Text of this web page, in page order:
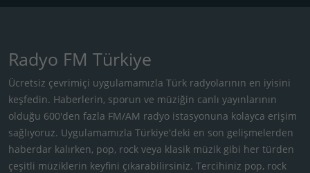
Radyo FM Türkiye
Ücretsiz çevrimiçi uygulamamızla Türk radyolarının en iyisini
keşfedin. Haberlerin, sporun ve müziğin canlı yayınlarının
olduğu 600'den fazla FM/AM radyo istasyonuna kolayca erişim
sağlıyoruz. Uygulamamızla Türkiye'deki en son gelişmelerden
haberdar kalırken, pop, rock veya klasik müzik gibi her türden
çeşitli müziklerin keyfini çıkarabilirsiniz. Tercihiniz pop, rock